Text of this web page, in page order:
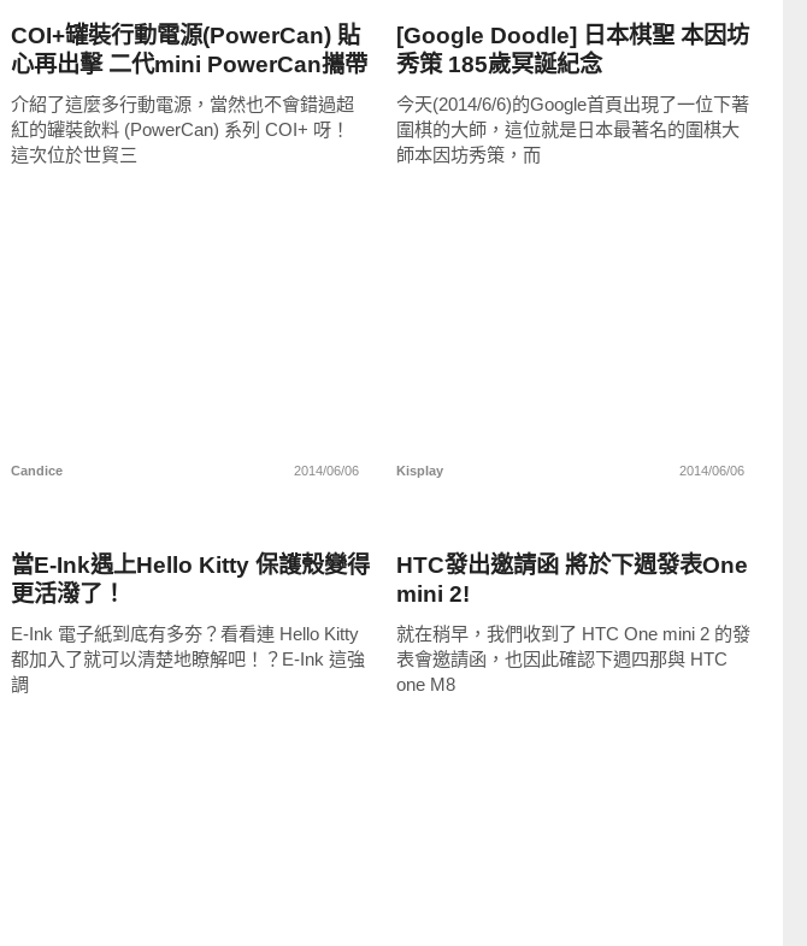
COI+罐裝行動電源(PowerCan) 貼
心再出擊 二代mini PowerCan攜帶
更方便
介紹了這麼多行動電源，當然也不會錯過超
紅的罐裝飲料 (PowerCan) 系列 COI+ 呀！
這次位於世貿三
Candice 2014/06/06
[Google Doodle] 日本棋聖 本因坊
秀策 185歲冥誕紀念
今天(2014/6/6)的Google首頁出現了一位下著
圍棋的大師，這位就是日本最著名的圍棋大
師本因坊秀策，而
Kisplay 2014/06/06
當E-Ink遇上Hello Kitty 保護殼變得
更活潑了！
E-Ink 電子紙到底有多夯？看看連 Hello Kitty
都加入了就可以清楚地瞭解吧！？E-Ink 這強
調
HTC發出邀請函 將於下週發表One
mini 2!
就在稍早，我們收到了 HTC One mini 2 的發
表會邀請函，也因此確認下週四那與 HTC
one M8